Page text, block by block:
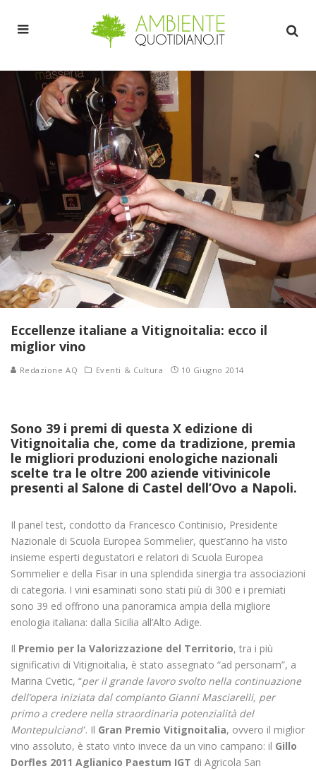
Eccellenze italiane a Vitignoitalia: ecco il
miglior vino
Redazione AQ Eventi & Cultura 10 Giugno 2014
Sono 39 i premi di questa X edizione di
Vitignoitalia che, come da tradizione, premia
le migliori produzioni enologiche nazionali
scelte tra le oltre 200 aziende vitivinicole
presenti al Salone di Castel dell’Ovo a Napoli.
Il panel test, condotto da Francesco Continisio, Presidente
Nazionale di Scuola Europea Sommelier, quest’anno ha visto
insieme esperti degustatori e relatori di Scuola Europea
Sommelier e della Fisar in una splendida sinergia tra associazioni
di categoria. I vini esaminati sono stati più di 300 e i premiati
sono 39 ed offrono una panoramica ampia della migliore
enologia italiana: dalla Sicilia all’Alto Adige.
Il Premio per la Valorizzazione del Territorio, tra i più
significativi di Vitignoitalia, è stato assegnato “ad personam”, a
Marina Cvetic, “per il grande lavoro svolto nella continuazione
dell’opera iniziata dal compianto Gianni Masciarelli, per
primo a credere nella straordinaria potenzialità del
Montepulciano”. Il Gran Premio Vitignoitalia, ovvero il miglior
vino assoluto, è stato vinto invece da un vino campano: il Gillo
Dorfles 2011 Aglianico Paestum IGT di Agricola San